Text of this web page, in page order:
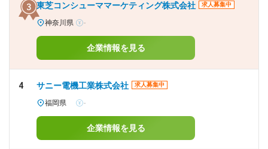
東芝コンシューママーケティング株式会社 求人募集中
神奈川県 -
企業情報を見る
4 サニー電機工業株式会社 求人募集中
福岡県 -
企業情報を見る